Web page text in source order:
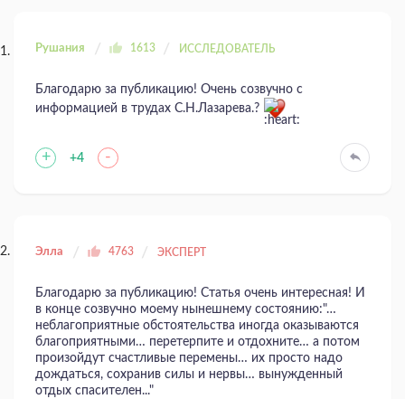
Рушания 1613 ИССЛЕДОВАТЕЛЬ
Благодарю за публикацию! Очень созвучно с
информацией в трудах С.Н.Лазарева.?
+ +4 -
Элла 4763 ЭКСПЕРТ
Благодарю за публикацию! Статья очень интересная! И
в конце созвучно моему нынешнему состоянию:"…
неблагоприятные обстоятельства иногда оказываются
благоприятными… перетерпите и отдохните… а потом
произойдут счастливые перемены… их просто надо
дождаться, сохранив силы и нервы… вынужденный
отдых спасителен..."